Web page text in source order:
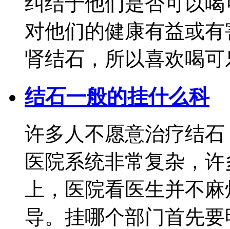
对他们的健康有益或
肾结石，所以喜欢喝可
结石一般的挂什么科
许多人不愿意治疗结
医院系统非常复杂，
上，医院看医生并不
导。挂哪个部门首先要